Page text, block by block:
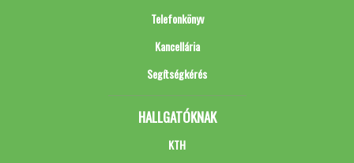
Telefonkönyv
Kancellária
Segítségkérés
HALLGATÓKNAK
KTH